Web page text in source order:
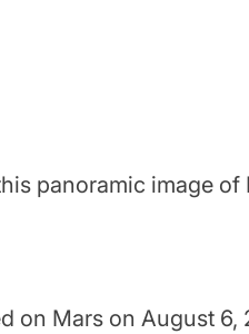
panoramic image of
on Mars on August 6,